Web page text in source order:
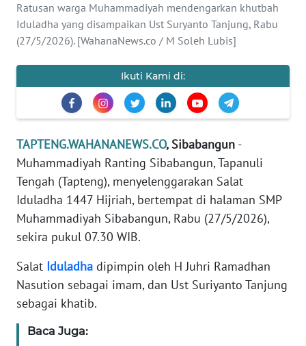
Ratusan warga Muhammadiyah mendengarkan khutbah
Iduladha yang disampaikan Ust Suryanto Tanjung, Rabu
(27/5/2026). [WahanaNews.co / M Soleh Lubis]
Ikuti Kami di:
TAPTENG.WAHANANEWS.CO, Sibabangun -
Muhammadiyah Ranting Sibabangun, Tapanuli
Tengah (Tapteng), menyelenggarakan Salat
Iduladha 1447 Hijriah, bertempat di halaman SMP
Muhammadiyah Sibabangun, Rabu (27/5/2026),
sekira pukul 07.30 WIB.
Salat Iduladha dipimpin oleh H Juhri Ramadhan
Nasution sebagai imam, dan Ust Suriyanto Tanjung
sebagai khatib.
Baca Juga:
TENTANG
KAMI
MEDIA
REDAKSI
KARIR
DISCLAIMER
News
WN
SUMUT